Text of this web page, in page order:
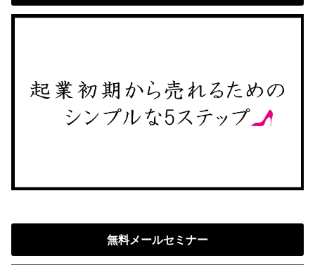
無料メールセミナー